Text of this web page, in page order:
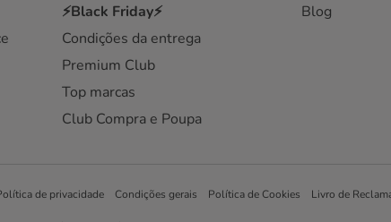
⚡Black Friday⚡
Condições da entrega
Premium Club
Top marcas
Club Compra e Poupa
Blog
de privacidade Condições gerais Política de Cookies Livro de